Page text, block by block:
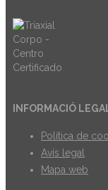
INFORMACIÓ
Política de
Avís legal
Mapa web